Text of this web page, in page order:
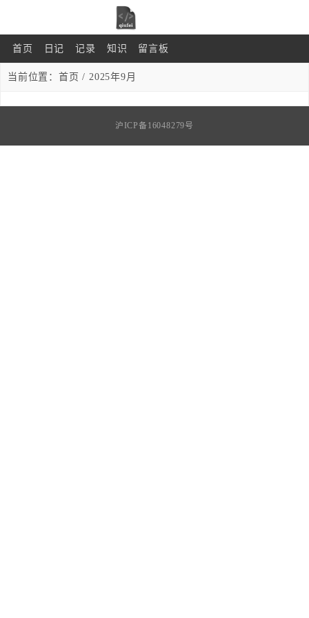
首页 日记 记录 知识 留言板
当前位置： 首页 / 2025年9月
沪ICP备16048279号